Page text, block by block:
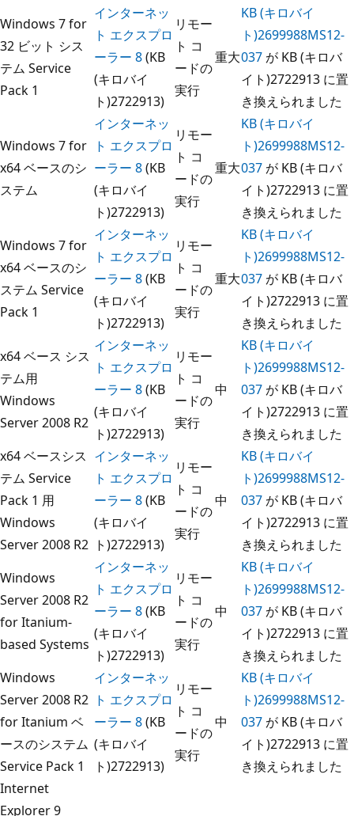
Windows 7 for
32 ビット シス
テム Service
Pack 1
インターネッ
ト エクスプロ
ーラー 8(KB
(キロバイ
ト)2722913)
リモー
ト コ
ードの
実行
重大
KB (キロバイ
ト)2699988MS12-
037 が KB (キロバ
イト)2722913 に置
き換えられました
Windows 7 for
x64 ベースのシ
ステム
インターネッ
ト エクスプロ
ーラー 8(KB
(キロバイ
ト)2722913)
リモー
ト コ
ードの
実行
重大
KB (キロバイ
ト)2699988MS12-
037 が KB (キロバ
イト)2722913 に置
き換えられました
Windows 7 for
x64 ベースのシ
ステム Service
Pack 1
インターネッ
ト エクスプロ
ーラー 8(KB
(キロバイ
ト)2722913)
リモー
ト コ
ードの
実行
重大
KB (キロバイ
ト)2699988MS12-
037 が KB (キロバ
イト)2722913 に置
き換えられました
x64 ベース シス
テム用
Windows
Server 2008 R2
インターネッ
ト エクスプロ
ーラー 8(KB
(キロバイ
ト)2722913)
リモー
ト コ
ードの
実行
中
KB (キロバイ
ト)2699988MS12-
037 が KB (キロバ
イト)2722913 に置
き換えられました
x64 ベースシス
テム Service
Pack 1 用
Windows
Server 2008 R2
インターネッ
ト エクスプロ
ーラー 8(KB
(キロバイ
ト)2722913)
リモー
ト コ
ードの
実行
中
KB (キロバイ
ト)2699988MS12-
037 が KB (キロバ
イト)2722913 に置
き換えられました
Windows
Server 2008 R2
for Itanium-
based Systems
インターネッ
ト エクスプロ
ーラー 8(KB
(キロバイ
ト)2722913)
リモー
ト コ
ードの
実行
中
KB (キロバイ
ト)2699988MS12-
037 が KB (キロバ
イト)2722913 に置
き換えられました
Windows
Server 2008 R2
for Itanium ベ
ースのシステム
Service Pack 1
インターネッ
ト エクスプロ
ーラー 8(KB
(キロバイ
ト)2722913)
リモー
ト コ
ードの
実行
中
KB (キロバイ
ト)2699988MS12-
037 が KB (キロバ
イト)2722913 に置
き換えられました
Internet
Explorer 9